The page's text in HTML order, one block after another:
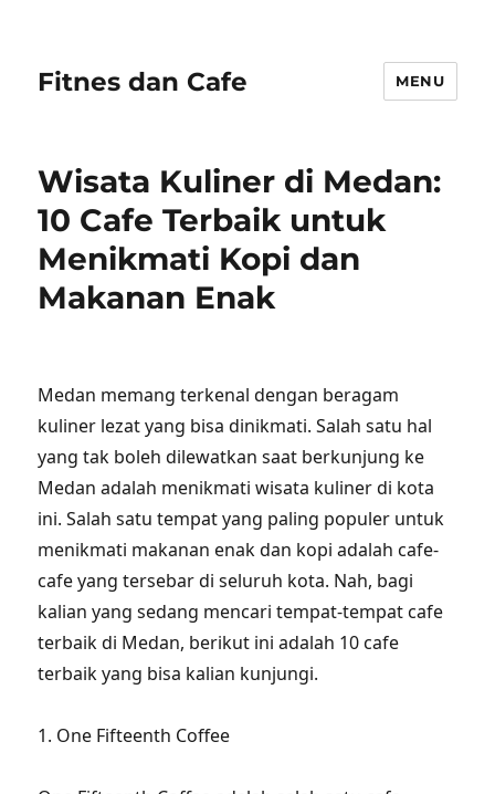
Fitnes dan Cafe MENU
Wisata Kuliner di Medan:
10 Cafe Terbaik untuk
Menikmati Kopi dan
Makanan Enak
Medan memang terkenal dengan beragam
kuliner lezat yang bisa dinikmati. Salah satu hal
yang tak boleh dilewatkan saat berkunjung ke
Medan adalah menikmati wisata kuliner di kota
ini. Salah satu tempat yang paling populer untuk
menikmati makanan enak dan kopi adalah cafe-
cafe yang tersebar di seluruh kota. Nah, bagi
kalian yang sedang mencari tempat-tempat cafe
terbaik di Medan, berikut ini adalah 10 cafe
terbaik yang bisa kalian kunjungi.
1. One Fifteenth Coffee